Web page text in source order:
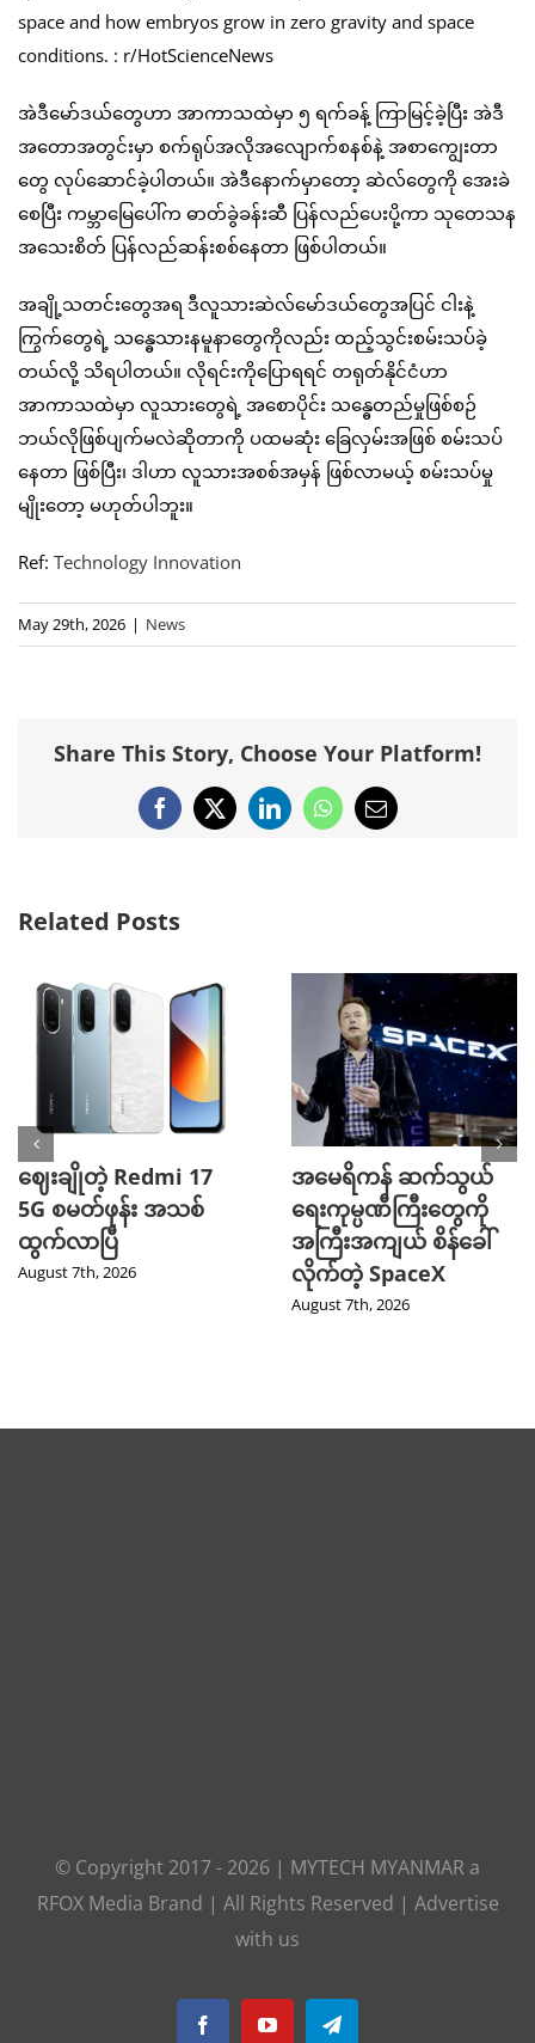
အဲဒီမော်ဒယ်တွေဟာ အာကာသထဲမှာ ၅ ရက်ခန့် ကြာမြင့်ခဲ့ပြီး အဲဒီ
အတောအတွင်းမှာ စက်ရုပ်အလိုအလျောက်စနစ်နဲ့ အစာကျွေးတာ
တွေ လုပ်ဆောင်ခဲ့ပါတယ်။ အဲဒီနောက်မှာတော့ ဆဲလ်တွေကို အေးခဲ
စေပြီး ကမ္ဘာမြေပေါ်က ဓာတ်ခွဲခန်းဆီ ပြန်လည်ပေးပို့ကာ သုတေသန
အသေးစိတ် ပြန်လည်ဆန်းစစ်နေတာ ဖြစ်ပါတယ်။
အချို့သတင်းတွေအရ ဒီလူသားဆဲလ်မော်ဒယ်တွေအပြင် ငါးနဲ့
ကြွက်တွေရဲ့ သန္ဓေသားနမူနာတွေကိုလည်း ထည့်သွင်းစမ်းသပ်ခဲ့
တယ်လို့ သိရပါတယ်။ လိုရင်းကိုပြောရရင် တရုတ်နိုင်ငံဟာ
အာကာသထဲမှာ လူသားတွေရဲ့ အစောပိုင်း သန္ဓေတည်မှုဖြစ်စဉ်
ဘယ်လိုဖြစ်ပျက်မလဲဆိုတာကို ပထမဆုံး ခြေလှမ်းအဖြစ် စမ်းသပ်
နေတာ ဖြစ်ပြီး၊ ဒါဟာ လူသားအစစ်အမှန် ဖြစ်လာမယ့် စမ်းသပ်မှု
မျိုးတော့ မဟုတ်ပါဘူး။
Ref: Technology Innovation
May 29th, 2026 | News
Share This Story, Choose Your Platform!
Facebook
X LinkedInWhatsApp
Email
Related Posts
ဈေးချိုတဲ့ Redmi 17
5G စမတ်ဖုန်း အသစ်
ထွက်လာပြီ
August 7th, 2026
အမေရိကန် ဆက်သွယ်
ရေးကုမ္ပဏီကြီးတွေကို
အကြီးအကျယ် စိန်ခေါ်
လိုက်တဲ့ SpaceX
August 7th, 2026
© Copyright 2017 - 2026 | MYTECH MYANMAR a
RFOX Media Brand | All Rights Reserved | Advertise
with us
FacebookYouTubeTelegram